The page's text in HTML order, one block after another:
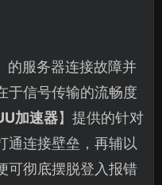
的服务器连接故障并
于信号传输的流畅度
加速器】提供的针对
通连接壁垒，再辅以
可彻底摆脱登入报错